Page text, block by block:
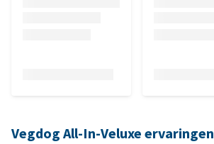
Vegdog All-In-Veluxe ervaringen